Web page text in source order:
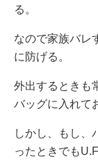
る。
なので家族バレ
に防げる。
外出するときも
バッグに入れて
しかし、もし、
ったときでも